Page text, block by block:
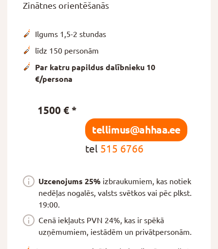
Zinātnes orientēšanās
Ilgums 1,5-2 stundas
līdz 150 personām
Par katru papildus dalībnieku 10
€/persona
1500 € *
tellimus@ahhaa.ee
tel 515 6766
Uzcenojums 25% izbraukumiem, kas notiek
nedēļas nogalēs, valsts svētkos vai pēc plkst.
19:00.
Cenā iekļauts PVN 24%, kas ir spēkā
uzņēmumiem, iestādēm un privātpersonām.